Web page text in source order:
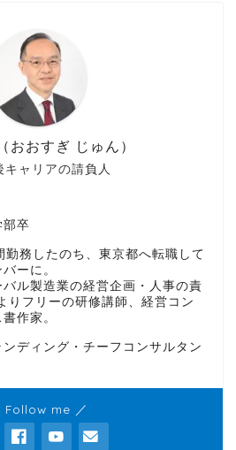
キャリアの請負人
おおすぎ じゅん）
部卒
勤務したのち、東京都へ転職して
ーに。
ル製造業の経営企画・人事の責
りフリーの研修講師、経営コン
作家。
ディング・チーフコンサルタン
Follow me ／